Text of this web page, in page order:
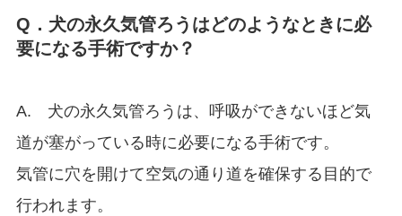
Q．犬の永久気管ろうはどのようなときに必
要になる手術ですか？
A. 犬の永久気管ろうは、呼吸ができないほど気
道が塞がっている時に必要になる手術です。
気管に穴を開けて空気の通り道を確保する目的で
行われます。